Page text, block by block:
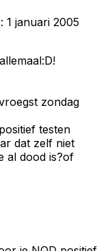
1 januari 2005
zondag
testen
dat zelf niet
al dood is?of